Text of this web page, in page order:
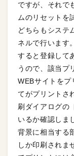
ですが、それで
ムのリセットを
どちらもシステ
ネルで行います
すると登録して
うので、該当プ
WEBサイトを
てがプリントさ
刷ダイアログの
いるか確認しま
背景に相当する
しか印刷されま